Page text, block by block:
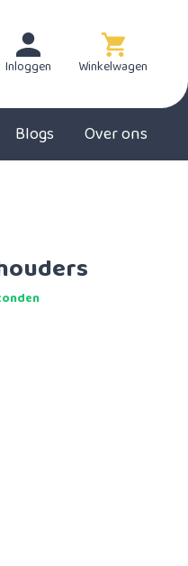
Inloggen Winkelwagen
Blogs Over ons